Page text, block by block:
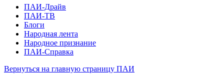
ПАИ-Драйв
ПАИ-ТВ
Блоги
Народная лента
Народное признание
ПАИ-Справка
Вернуться на главную страницу ПАИ